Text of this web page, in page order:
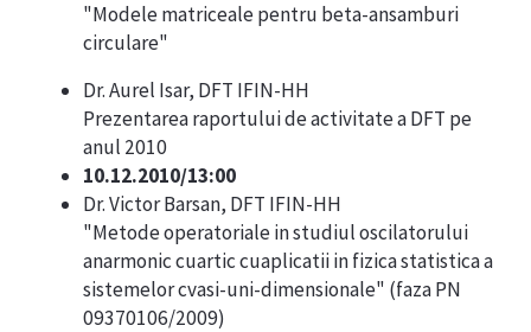
"Modele matriceale pentru beta-ansamburi
circulare"
Dr. Aurel Isar, DFT IFIN-HH
Prezentarea raportului de activitate a DFT pe
anul 2010
10.12.2010/13:00
Dr. Victor Barsan, DFT IFIN-HH
"Metode operatoriale in studiul oscilatorului
anarmonic cuartic cuaplicatii in fizica statistica a
sistemelor cvasi-uni-dimensionale" (faza PN
09370106/2009)